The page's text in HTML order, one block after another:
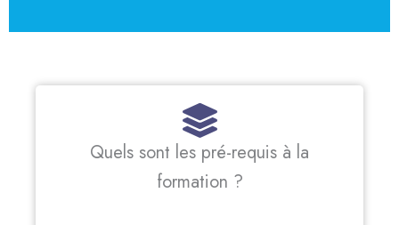
Quels sont les pré-requis à la
formation ?